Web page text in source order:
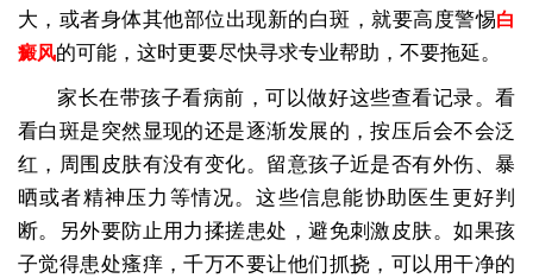
大，或者身体其他部位出现新的白斑，就要高度警惕白
癜风的可能，这时更要尽快寻求专业帮助，不要拖延。
家长在带孩子看病前，可以做好这些查看记录。看
看白斑是突然显现的还是逐渐发展的，按压后会不会泛
红，周围皮肤有没有变化。留意孩子近是否有外伤、暴
晒或者精神压力等情况。这些信息能协助医生更好判
断。另外要防止用力揉搓患处，避免刺激皮肤。如果孩
子觉得患处瘙痒，千万不要让他们抓挠，可以用干净的